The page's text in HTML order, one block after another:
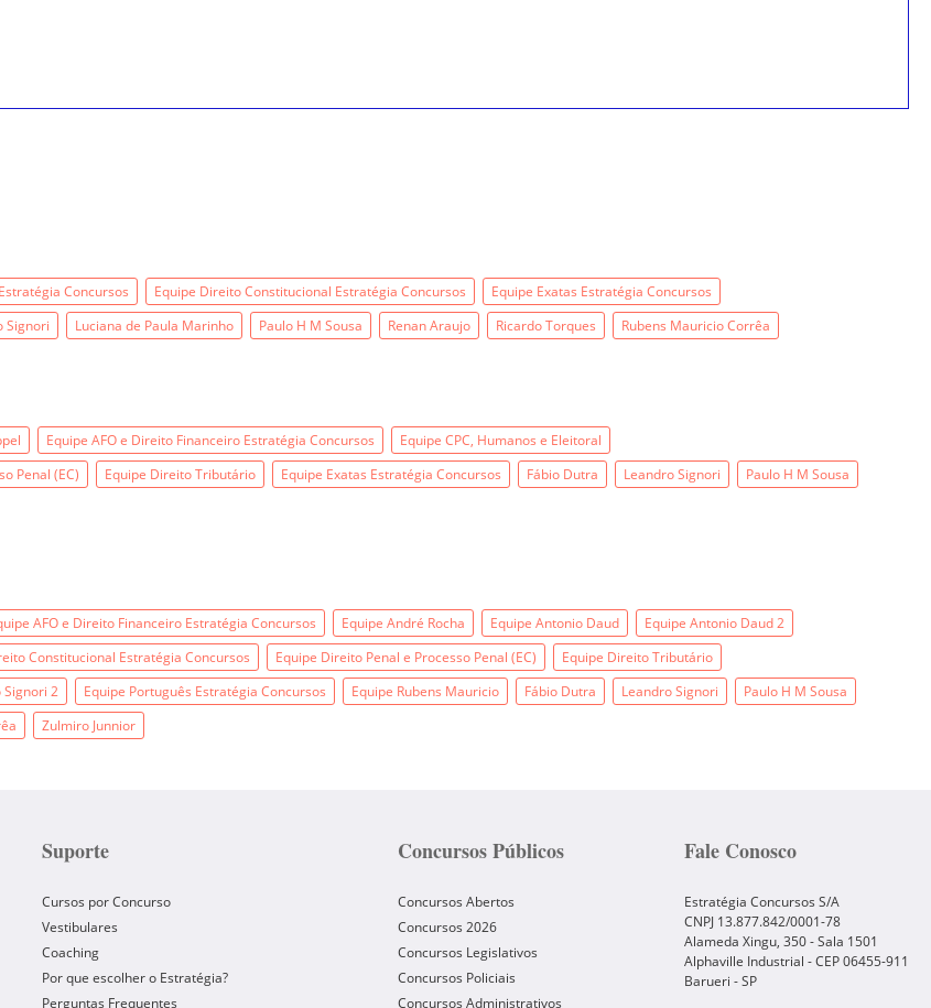
Concursos Equipe Direito Constitucional Estratégia Concursos
Equipe Exatas Estratégia Concursos
Signori Luciana de Paula Marinho Paulo H M Sousa Renan Araujo Ricardo Torques Rubens Mauricio Corrêa
Equipe AFO e Direito Financeiro Estratégia Concursos
Equipe CPC, Humanos e Eleitoral
Penal (EC) Equipe Direito Tributário Equipe Exatas Estratégia Concursos Fábio Dutra Leandro Signori
Paulo H M Sousa
AFO e Direito Financeiro Estratégia Concursos Equipe André Rocha Equipe Antonio Daud
Equipe Antonio Daud 2
Constitucional Estratégia Concursos Equipe Direito Penal e Processo Penal (EC)
Equipe Direito Tributário
Signori 2 Equipe Português Estratégia Concursos Equipe Rubens Mauricio Fábio Dutra Leandro Signori
Paulo H M Sousa
Zulmiro Junnior
Suporte
Cursos por Concurso
Vestibulares
Coaching
Por que escolher o Estratégia?
Perguntas Frequentes
Concursos Públicos
Concursos Abertos
Concursos 2026
Concursos Legislativos
Concursos Policiais
Concursos Administrativos
Fale Conosco
Estratégia Concursos S/A
CNPJ 13.877.842/0001-78
Alameda Xingu, 350 - Sala 1501
Alphaville Industrial - CEP06455-911
Barueri -SP